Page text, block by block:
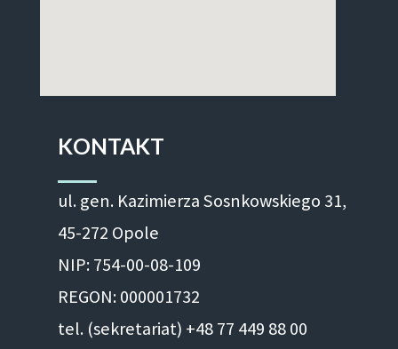
KONTAKT
ul. gen. Kazimierza Sosnkowskiego 31,
45-272 Opole
NIP: 754-00-08-109
REGON: 000001732
tel. (sekretariat) +48 77 449 88 00